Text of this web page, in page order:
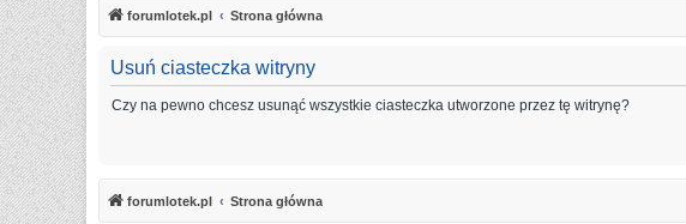
forumlotek.pl Strona główna
Usuń ciasteczka witryny
Czy na pewno chcesz usunąć wszystkie ciasteczka utworzone przez tę witrynę?
forumlotek.pl Strona główna